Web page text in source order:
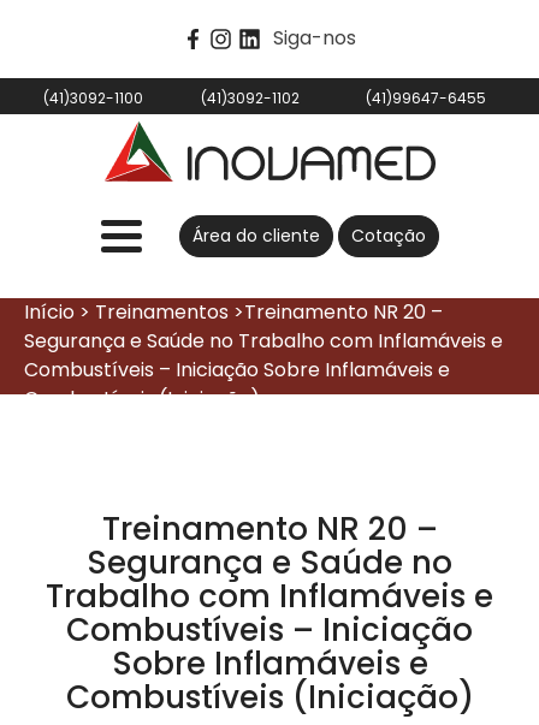
Siga-nos
(41)3092-1100 (41)3092-1102 (41)99647-6455
Área do cliente Cotação
Início > Treinamentos >Treinamento NR 20 –
Segurança e Saúde no Trabalho com Inflamáveis e
Combustíveis – Iniciação Sobre Inflamáveis e
Combustíveis (Iniciação)
Treinamento NR 20 –
Segurança e Saúde no
Trabalho com Inflamáveis e
Combustíveis – Iniciação
Sobre Inflamáveis e
Combustíveis (Iniciação)